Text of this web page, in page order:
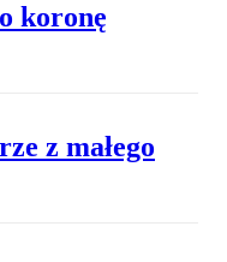
koronę
z małego